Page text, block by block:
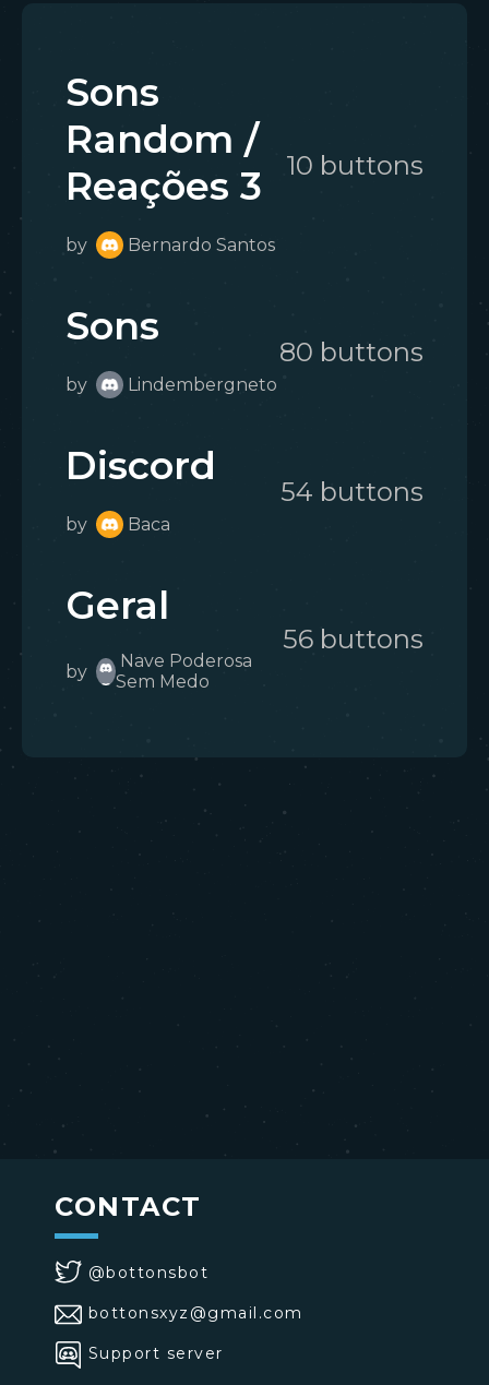
Sons
Random /
Reações 3
by Bernardo Santos
10 buttons
Sons
by Lindembergneto
80 buttons
Discord
by Baca
54 buttons
Geral
by
Nave Poderosa
Sem Medo
56 buttons
CONTACT
@bottonsbot
bottonsxyz@gmail.com
Support server